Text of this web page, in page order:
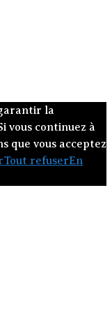
la
vous continuez à
que vous acceptez
Tout refuserEn